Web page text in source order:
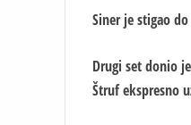
Siner je stigao
Drugi set donio
Štruf ekspresno